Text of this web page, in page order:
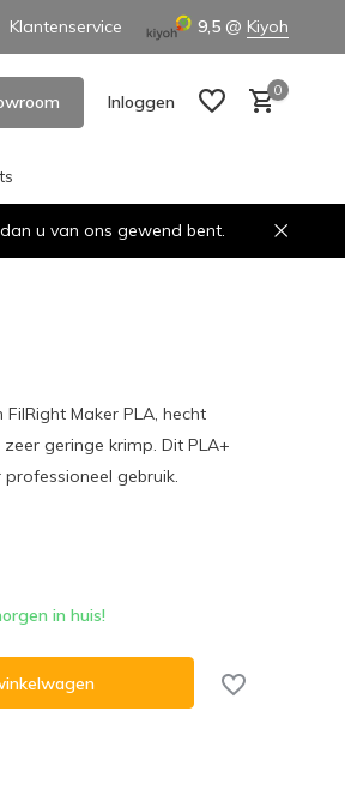
Klantenservice 9,5 @ Kiyoh
Inloggen
0
u van ons gewend bent.
Maker PLA, hecht
geringe krimp. Dit PLA+
gebruik.
in huis!